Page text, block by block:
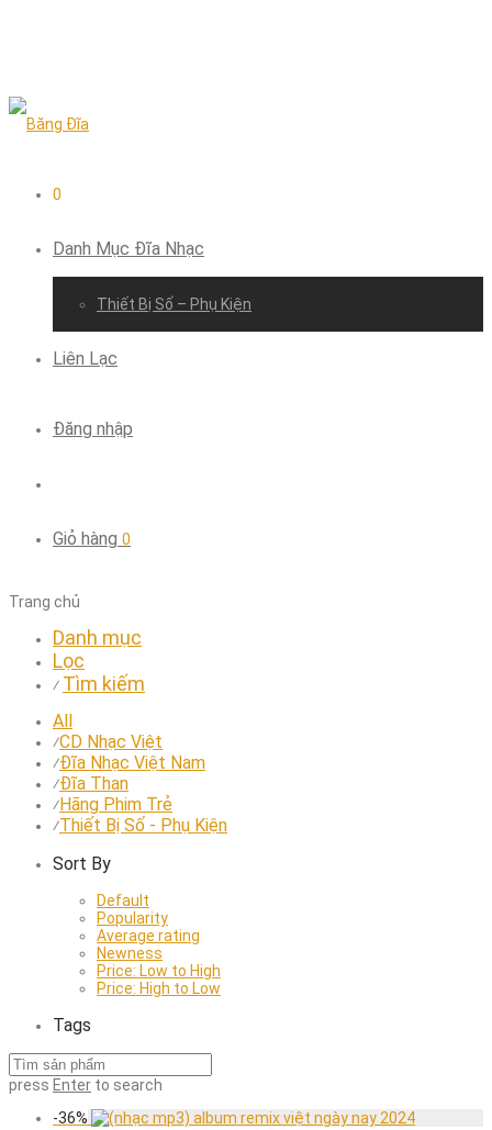
0
Danh Mục Đĩa Nhạc
Thiết Bị Số – Phụ Kiện
Liên Lạc
Đăng nhập
Giỏ hàng 0
Trang chủ
Danh mục
Lọc
⁄ Tìm kiếm
All
⁄CD Nhạc Việt
⁄Đĩa Nhạc Việt Nam
⁄Đĩa Than
⁄Hãng Phim Trẻ
⁄Thiết Bị Số - Phụ Kiện
Sort By
Default
Popularity
Average rating
Newness
Price: Low to High
Price: High to Low
Tags
press Enter to search
-36%